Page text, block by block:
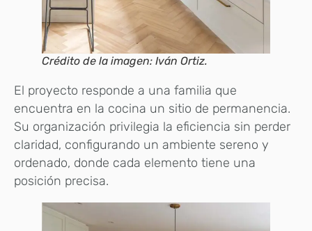
Crédito de la imagen: Iván Ortiz.
El proyecto responde a una familia que
encuentra en la cocina un sitio de permanencia.
Su organización privilegia la eficiencia sin perder
claridad, configurando un ambiente sereno y
ordenado, donde cada elemento tiene una
posición precisa.